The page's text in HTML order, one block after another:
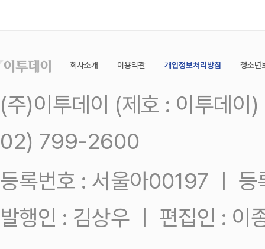
회사소개 이용약관 개인정보처리방침 청소년
(주)이투데이 (제호 : 이투데
02) 799-2600
등록번호 : 서울아00197 ㅣ
발행인 : 김상우 ㅣ 편집인 : 이